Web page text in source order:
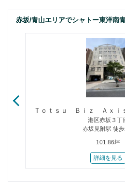
赤坂/青山エリアでシャトー東洋南
Ｔｏｔｓｕ Ｂｉｚ Ａｘｉ
港区赤坂３丁
赤坂見附駅 徒
101.86坪
詳細を見る